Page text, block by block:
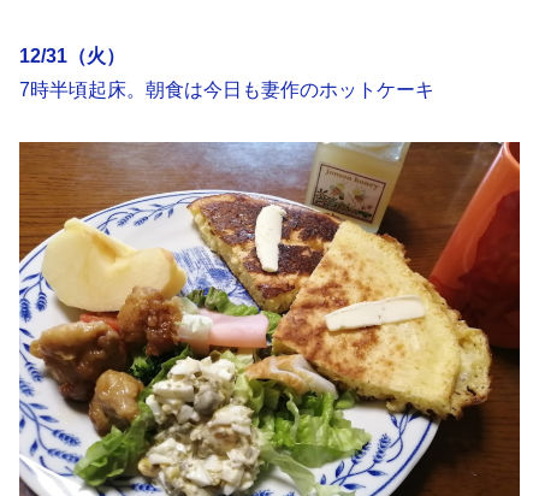
12/31（火）
7時半頃起床。朝食は今日も妻作のホットケーキ